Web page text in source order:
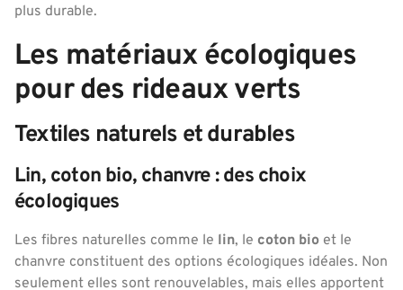
plus durable.
Les matériaux écologiques
pour des rideaux verts
Textiles naturels et durables
Lin, coton bio, chanvre : des choix
écologiques
Les fibres naturelles comme le lin, le coton bio et le
chanvre constituent des options écologiques idéales. Non
seulement elles sont renouvelables, mais elles apportent